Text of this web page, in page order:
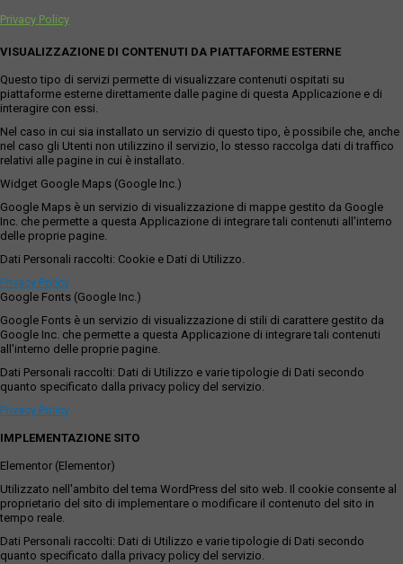
Privacy Policy
VISUALIZZAZIONE DI CONTENUTI DA PIATTAFORME ESTERNE
Questo tipo di servizi permette di visualizzare contenuti ospitati su
piattaforme esterne direttamente dalle pagine di questa Applicazione e di
interagire con essi.
Nel caso in cui sia installato un servizio di questo tipo, è possibile che, anche
nel caso gli Utenti non utilizzino il servizio, lo stesso raccolga dati di traffico
relativi alle pagine in cui è installato.
Widget Google Maps (Google Inc.)
Google Maps è un servizio di visualizzazione di mappe gestito da Google
Inc. che permette a questa Applicazione di integrare tali contenuti all'interno
delle proprie pagine.
Dati Personali raccolti: Cookie e Dati di Utilizzo.
Privacy Policy
Google Fonts (Google Inc.)
Google Fonts è un servizio di visualizzazione di stili di carattere gestito da
Google Inc. che permette a questa Applicazione di integrare tali contenuti
all'interno delle proprie pagine.
Dati Personali raccolti: Dati di Utilizzo e varie tipologie di Dati secondo
quanto specificato dalla privacy policy del servizio.
Privacy Policy
IMPLEMENTAZIONE SITO
Elementor (Elementor)
Utilizzato nell'ambito del tema WordPress del sito web. Il cookie consente al
proprietario del sito di implementare o modificare il contenuto del sito in
tempo reale.
Dati Personali raccolti: Dati di Utilizzo e varie tipologie di Dati secondo
quanto specificato dalla privacy policy del servizio.